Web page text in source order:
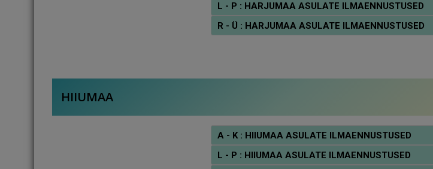
L - P : HARJUMAA ASULATE ILMAENNUSTUSED
R - Ü : HARJUMAA ASULATE ILMAENNUSTUSED
HIIUMAA
A - K : HIIUMAA ASULATE ILMAENNUSTUSED
L - P : HIIUMAA ASULATE ILMAENNUSTUSED